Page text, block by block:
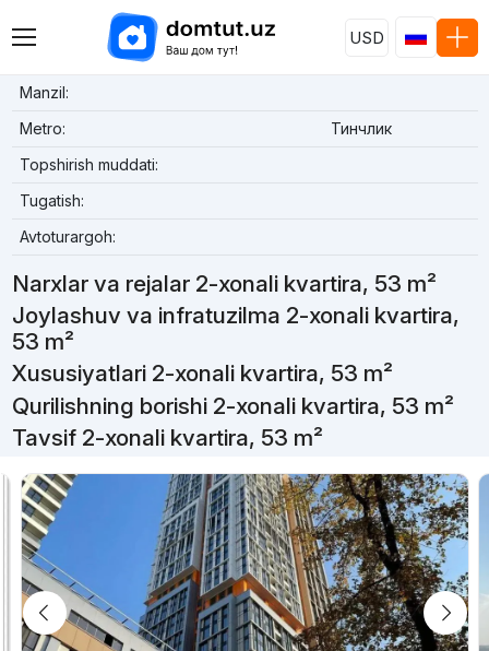
USD
Manzil:
Metro:
Тинчлик
Topshirish muddati:
Tugatish:
Avtoturargoh:
Narxlar va rejalar 2-xonali kvartira, 53 m²
Joylashuv va infratuzilma 2-xonali kvartira,
53 m²
Xususiyatlari 2-xonali kvartira, 53 m²
Qurilishning borishi 2-xonali kvartira, 53 m²
Tavsif 2-xonali kvartira, 53 m²